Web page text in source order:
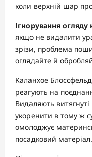
коли верхній шар
Ігнорування огляду
якщо не видалити
зрізи, проблема
оглядайте й
Каланхое
реагують на
Видаляють
укоренити в тому ж
омолоджує
посадковий матеріал.